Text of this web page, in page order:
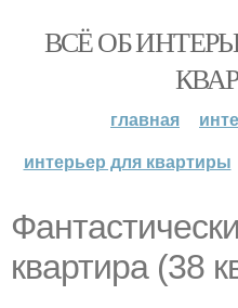
ВСЁ ОБ
главная
интерьер для квартиры
квартира (38